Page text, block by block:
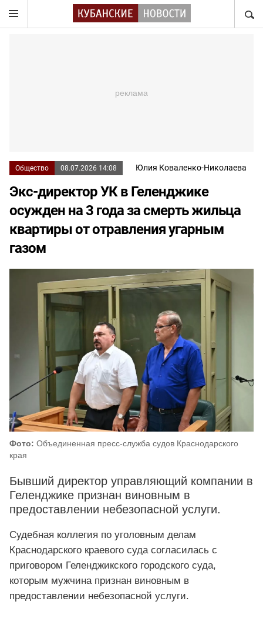
Общество 08.07.2026 14:08 Юлия Коваленко-Николаева
Экс-директор УК в Геленджике
осужден на 3 года за смерть жильца
квартиры от отравления угарным
газом
Фото: Объединенная пресс-служба судов Краснодарского
края
Бывший директор управляющий компании в
Геленджике признан виновным в
предоставлении небезопасной услуги.
Судебная коллегия по уголовным делам
Краснодарского краевого суда согласилась с
приговором Геленджикского городского суда,
которым мужчина признан виновным в
предоставлении небезопасной услуги.